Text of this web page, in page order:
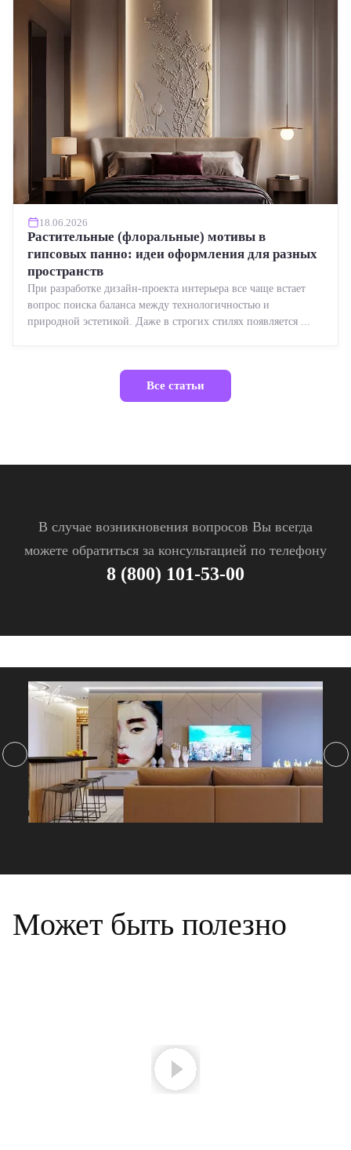
18.06.2026
Растительные (флоральные) мотивы в
гипсовых панно: идеи оформления для разных
пространств
При разработке дизайн-проекта интерьера все чаще встает
вопрос поиска баланса между технологичностью и
природной эстетикой. Даже в строгих стилях появляется ...
Все статьи
В случае возникновения вопросов Вы всегда
можете обратиться за консультацией по телефону
8 (800) 101-53-00
Может быть полезно